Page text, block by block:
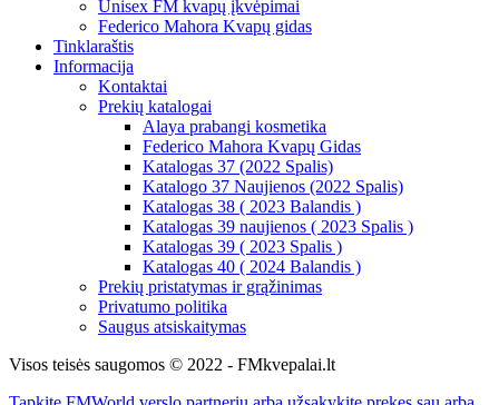
Unisex FM kvapų įkvėpimai
Federico Mahora Kvapų gidas
Tinklaraštis
Informacija
Kontaktai
Prekių katalogai
Alaya prabangi kosmetika
Federico Mahora Kvapų Gidas
Katalogas 37 (2022 Spalis)
Katalogo 37 Naujienos (2022 Spalis)
Katalogas 38 ( 2023 Balandis )
Katalogas 39 naujienos ( 2023 Spalis )
Katalogas 39 ( 2023 Spalis )
Katalogas 40 ( 2024 Balandis )
Prekių pristatymas ir grąžinimas
Privatumo politika
Saugus atsiskaitymas
Visos teisės saugomos © 2022 - FMkvepalai.lt